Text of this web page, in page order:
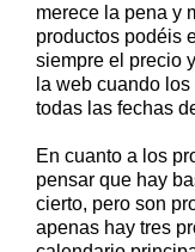
merece la pena y
productos podéis
siempre el precio
la web cuando
todas las fechas
En cuanto a los
pensar que hay
cierto, pero son
apenas hay tres